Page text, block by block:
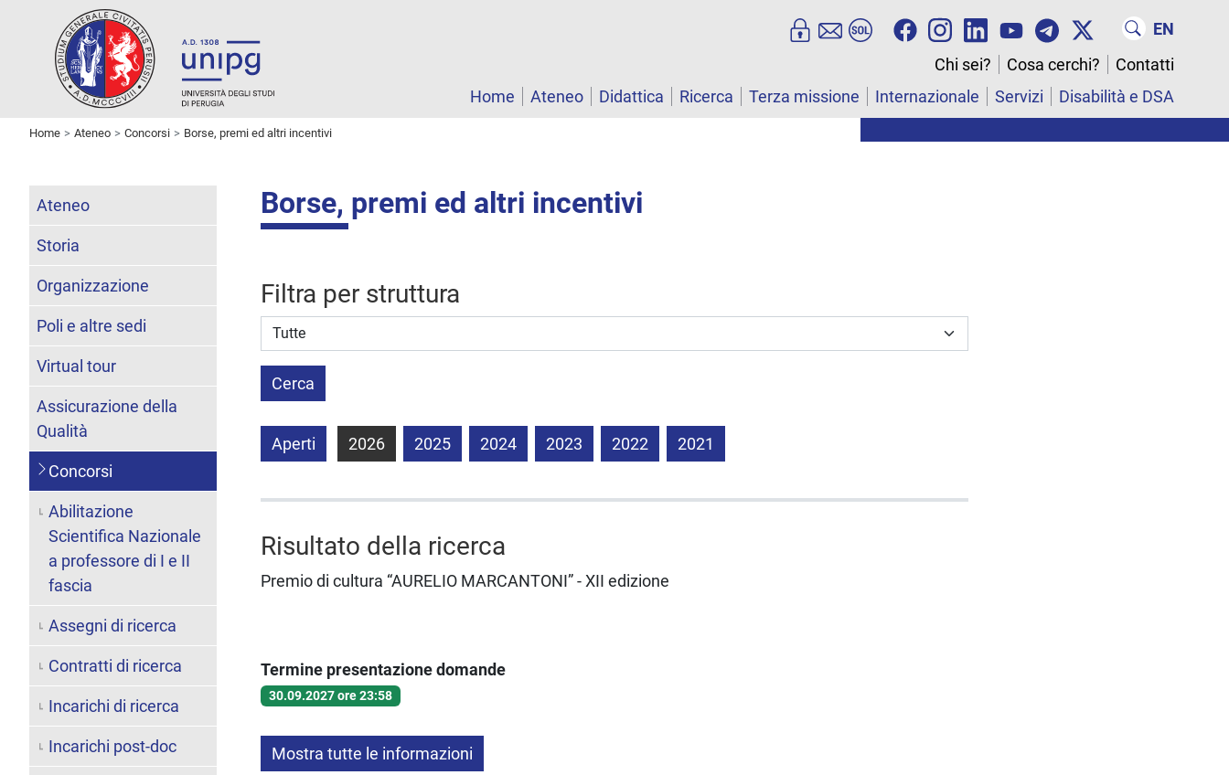
EN
Chi sei?
Cosa cerchi?
Contatti
Home
Ateneo Didattica Ricerca Terza missione Internazionale Servizi Disabilità e DSA
Home Ateneo Concorsi Borse, premi ed altri incentivi
Borse, premi ed altri incentivi
Filtra per struttura
Struttura stipulante
Cerca
Aperti 2026 2025 2024 2023 2022 2021
Risultato della ricerca
Premio di cultura “AURELIO MARCANTONI” - XII edizione
Termine presentazione domande
30.09.2027 ore 23:58
Mostra tutte le informazioni
Ateneo
Storia
Organizzazione
Poli e altre sedi
Virtual tour
Assicurazione della
Qualità
Concorsi
Abilitazione
Scientifica Nazionale
a professore di I e II
fascia
Assegni di ricerca
Contratti di ricerca
Incarichi di ricerca
Incarichi post-doc